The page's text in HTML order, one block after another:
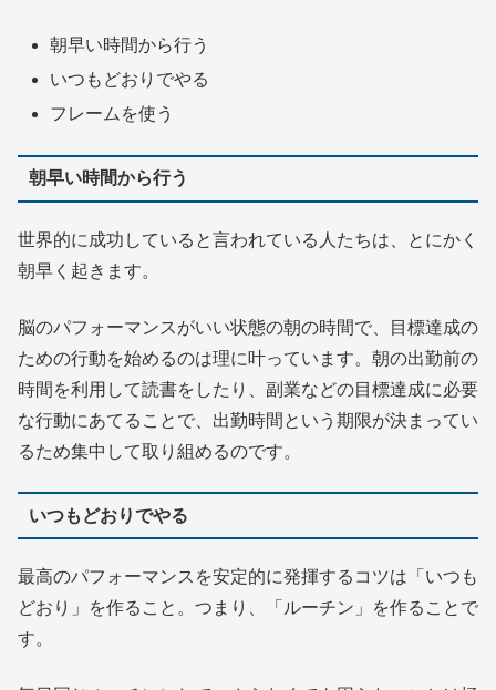
朝早い時間から行う
いつもどおりでやる
フレームを使う
朝早い時間から行う
世界的に成功していると言われている人たちは、とにかく
朝早く起きます。
脳のパフォーマンスがいい状態の朝の時間で、目標達成の
ための行動を始めるのは理に叶っています。朝の出勤前の
時間を利用して読書をしたり、副業などの目標達成に必要
な行動にあてることで、出勤時間という期限が決まってい
るため集中して取り組めるのです。
いつもどおりでやる
最高のパフォーマンスを安定的に発揮するコツは「いつも
どおり」を作ること。つまり、「ルーチン」を作ることで
す。